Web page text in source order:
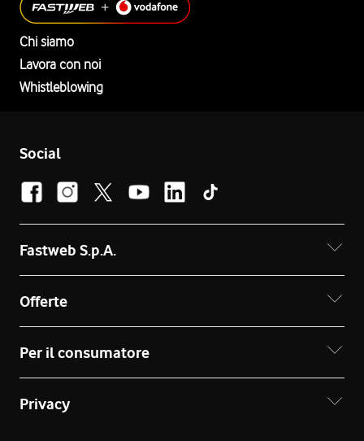
Chi siamo
Lavora con noi
Whistleblowing
Social
Fastweb S.p.A.
Offerte
Per il consumatore
Privacy